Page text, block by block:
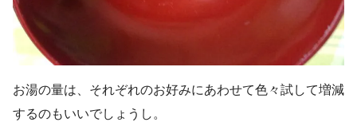
お湯の量は、それぞれのお好みにあわせて色々試して増減
するのもいいでしょうし。